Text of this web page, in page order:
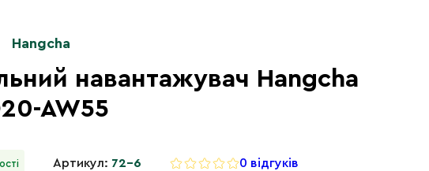
Hangcha
навантажувач Hangcha
AW55
Артикул: 72-6 0 відгуків